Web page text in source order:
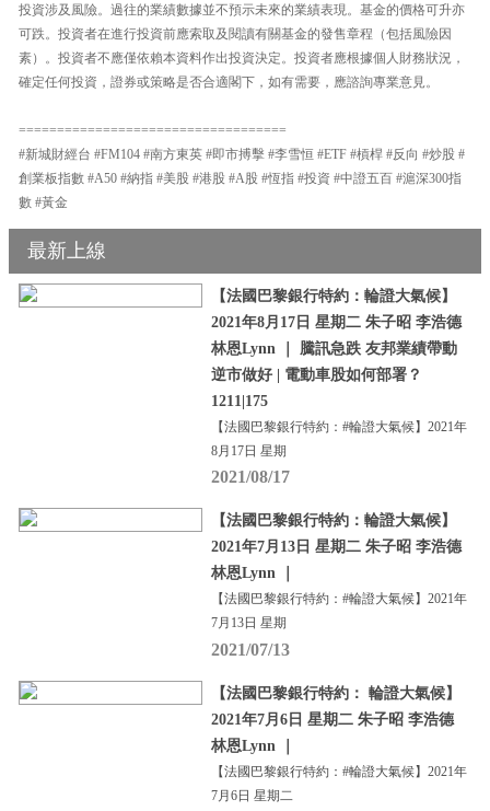
投資涉及風險。過往的業績數據並不預示未來的業績表現。基金的價格可升亦
可跌。投資者在進行投資前應索取及閱讀有關基金的發售章程（包括風險因
素）。投資者不應僅依賴本資料作出投資決定。投資者應根據個人財務狀況，
確定任何投資，證券或策略是否合適閣下，如有需要，應諮詢專業意見。
===================================
#新城財經台 #FM104 #南方東英 #即市搏擊 #李雪恒 #ETF #槓桿 #反向 #炒股 #
創業板指數 #A50 #納指 #美股 #港股 #A股 #恆指 #投資 #中證五百 #滬深300指
數 #黃金
最新上線
【法國巴黎銀行特約：輪證大氣候】
2021年8月17日 星期二 朱子昭 李浩德
林恩Lynn ｜ 騰訊急跌 友邦業績帶動
逆市做好 | 電動車股如何部署？
1211|175
【法國巴黎銀行特約：#輪證大氣候】2021年
8月17日 星期
2021/08/17
【法國巴黎銀行特約：輪證大氣候】
2021年7月13日 星期二 朱子昭 李浩德
林恩Lynn ｜
【法國巴黎銀行特約：#輪證大氣候】2021年
7月13日 星期
2021/07/13
【法國巴黎銀行特約： 輪證大氣候】
2021年7月6日 星期二 朱子昭 李浩德
林恩Lynn ｜
【法國巴黎銀行特約：#輪證大氣候】2021年
7月6日 星期二